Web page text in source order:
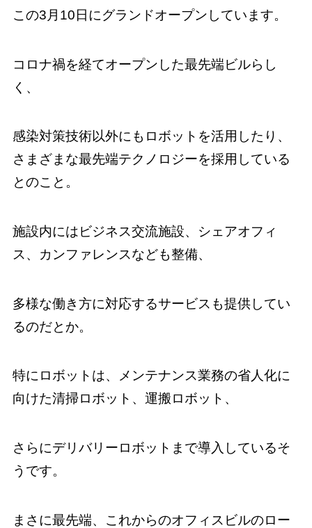
この3月10日にグランドオープンしています。
コロナ禍を経てオープンした最先端ビルらし
く、
感染対策技術以外にもロボットを活用したり、
さまざまな最先端テクノロジーを採用している
とのこと。
施設内にはビジネス交流施設、シェアオフィ
ス、カンファレンスなども整備、
多様な働き方に対応するサービスも提供してい
るのだとか。
特にロボットは、メンテナンス業務の省人化に
向けた清掃ロボット、運搬ロボット、
さらにデリバリーロボットまで導入しているそ
うです。
まさに最先端、これからのオフィスビルのロー